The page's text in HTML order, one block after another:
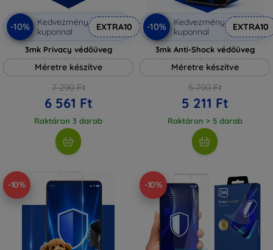
-10%
Kedvezmény
kuponnal
EXTRA10
3mk Privacy védőüveg
Méretre készítve
7 290 Ft
6 561 Ft
Raktáron 3 darab
-10%
Kedvezmény
kuponnal
EXTRA10
3mk Anti-Shock védőüveg
Méretre készítve
5 790 Ft
5 211 Ft
Raktáron > 5 darab
-10% -10%